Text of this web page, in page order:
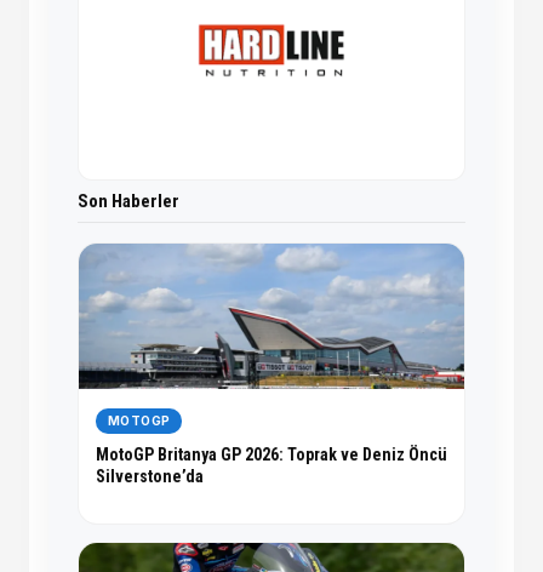
Son Haberler
MOTOGP
MotoGP Britanya GP 2026: Toprak ve Deniz Öncü
Silverstone’da